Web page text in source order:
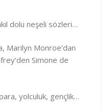
dolu neşeli sözleri…
Marilyn Monroe’dan
Simone de
yolculuk, gençlik…